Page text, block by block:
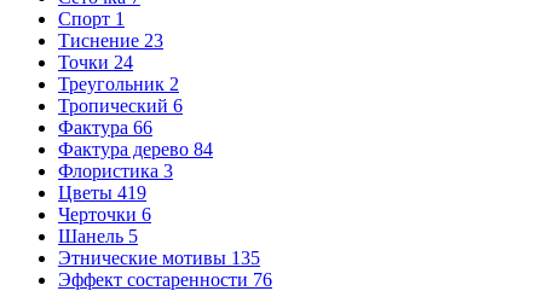
Спорт 1
Тиснение 23
Точки 24
Треугольник 2
Тропический 6
Фактура 66
Фактура дерево 84
Флористика 3
Цветы 419
Черточки 6
Шанель 5
Этнические мотивы 135
Эффект состаренности 76